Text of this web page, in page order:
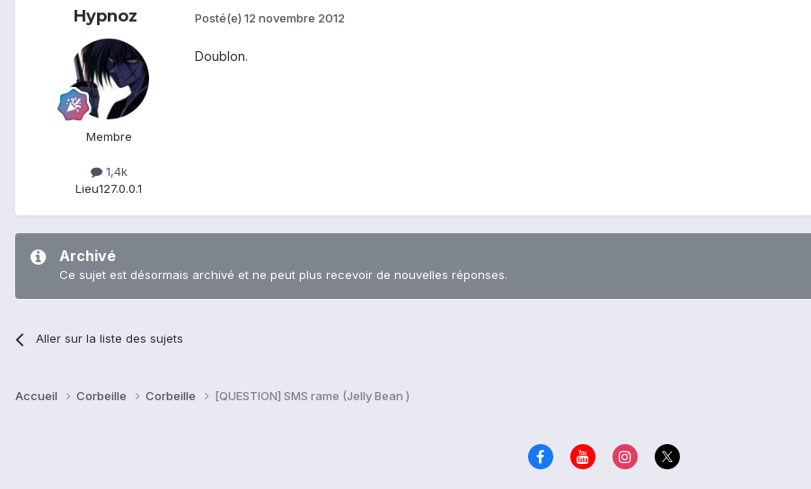
Hypnoz
Membre
1,4k
Lieu127.0.0.1
Posté(e) 12 novembre 2012
Doublon.
Archivé
Ce sujet est désormais archivé et ne peut plus recevoir de nouvelles réponses.
Aller sur la liste des sujets
Accueil Corbeille Corbeille [QUESTION] SMS rame (Jelly Bean )